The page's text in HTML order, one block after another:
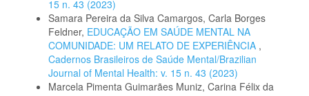
15 n. 43 (2023)
Samara Pereira da Silva Camargos, Carla Borges
Feldner, EDUCAÇÃO EM SAÚDE MENTAL NA
COMUNIDADE: UM RELATO DE EXPERIÊNCIA ,
Cadernos Brasileiros de Saúde Mental/Brazilian
Journal of Mental Health: v. 15 n. 43 (2023)
Marcela Pimenta Guimarães Muniz, Carina Félix da